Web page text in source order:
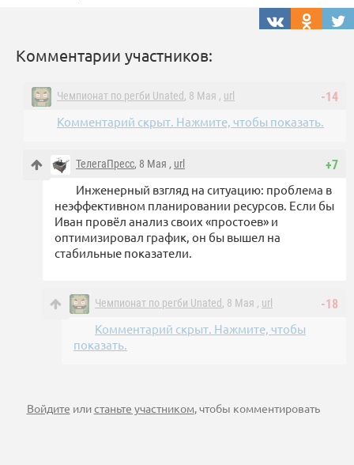
Комментарии участников:
-14
Чемпионат по регби Unated , 8 Мая , url
Комментарий скрыт. Нажмите, чтобы показать.
+7
ТелегаПресс, 8 Мая , url
Инженерный взгляд на ситуацию: проблема в
неэффективном планировании ресурсов. Если бы
Иван провёл анализ своих «простоев» и
оптимизировал график, он бы вышел на
стабильные показатели.
-18
Чемпионат по регби Unated , 8 Мая , url
Комментарий скрыт. Нажмите, чтобы
показать.
Войдите илистаньте участником, чтобы комментировать